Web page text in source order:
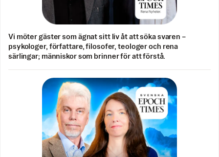
Vi möter gäster som ägnat sitt liv åt att söka svaren –
psykologer, författare, filosofer, teologer och rena
särlingar; människor som brinner för att förstå.